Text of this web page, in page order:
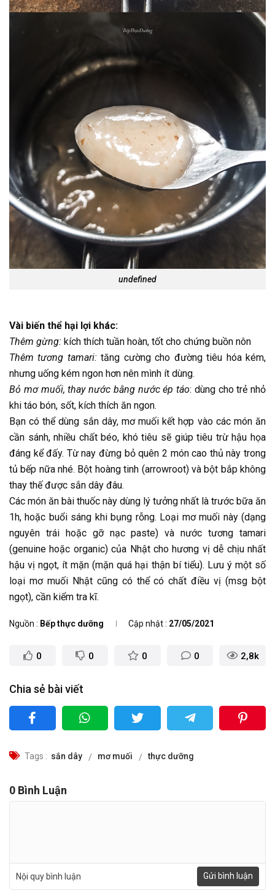
undefined
Vài biến thể hại lợi khác:
Thêm gừng: kích thích tuần hoàn, tốt cho chứng buồn nôn
Thêm tương tamari:tăng cường cho đường tiêu hóa kém,
nhưng uống kém ngon hơn nên mình ít dùng.
Bỏ mơ muối, thay nước bằng nước ép táo: dùng cho trẻ nhỏ
khi táo bón, sốt, kích thích ăn ngon.
Bạn có thể dùng sắn dây, mơ muối kết hợp vào các món ăn
cần sánh, nhiều chất béo, khó tiêu sẽ giúp tiêu trừ hậu họa
đáng kể đấy. Từ nay đừng bỏ quên 2 món cao thủ này trong
tủ bếp nữa nhé. Bột hoàng tinh (arrowroot) và bột bắp không
thay thế được sắn dây đâu.
Các món ăn bài thuốc này dùng lý tưởng nhất là trước bữa ăn
1h, hoặc buổi sáng khi bụng rỗng. Loại mơ muối này (dạng
nguyên trái hoặc gỡ nạc paste) và nước tương tamari
(genuine hoặc organic) của Nhật cho hương vị dễ chịu nhất
hậu vị ngọt, ít mặn (mặn quá hại thận bí tiểu). Lưu ý một số
loại mơ muối Nhật cũng có thể có chất điều vị (msg bột
ngọt), cần kiểm tra kĩ.
Nguồn Bếp thực dưỡng Cập nhật 27/05/2021
0 0 0 0 2,8k
Chia sẻ bài viết
Tags sắn dây mơ muối thực dưỡng
0 Bình Luận
Nội quy bình luận Gửi bình luận